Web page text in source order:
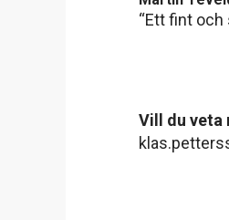
“Ett fint
Vill du veta